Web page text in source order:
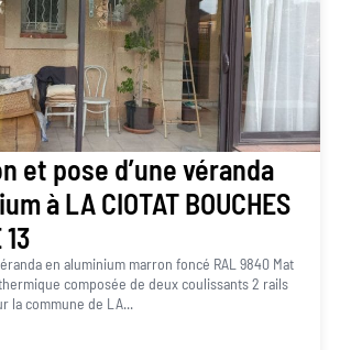
et pose d’une véranda
à LA CIOTAT BOUCHES
13
en aluminium marron foncé RAL 9840 Mat
composée de deux coulissants 2 rails
la commune de LA...